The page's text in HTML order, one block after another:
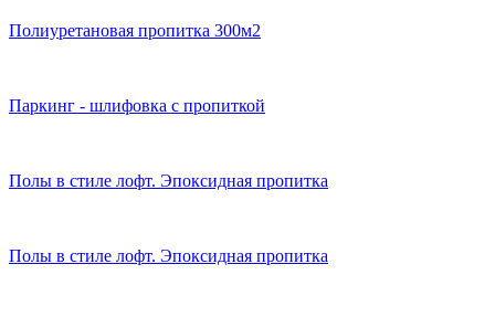
Полиуретановая пропитка 300м2
Паркинг - шлифовка с пропиткой
Полы в стиле лофт. Эпоксидная пропитка
Полы в стиле лофт. Эпоксидная пропитка